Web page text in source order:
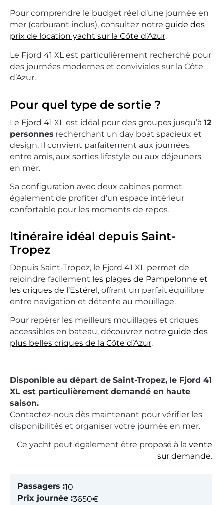
Pour comprendre le budget réel d’une journée en
mer (carburant inclus), consultez notre guide des
prix de location yacht sur la Côte d’Azur.
Le Fjord 41 XL est particulièrement recherché pour
des journées modernes et conviviales sur la Côte
d’Azur.
Pour quel type de sortie ?
Le Fjord 41 XL est idéal pour des groupes jusqu’à 12
personnes recherchant un day boat spacieux et
design. Il convient parfaitement aux journées
entre amis, aux sorties lifestyle ou aux déjeuners
en mer.
Sa configuration avec deux cabines permet
également de profiter d’un espace intérieur
confortable pour les moments de repos.
Itinéraire idéal depuis Saint-
Tropez
Depuis Saint-Tropez, le Fjord 41 XL permet de
rejoindre facilement les plages de Pampelonne et
les criques de l’Estérel, offrant un parfait équilibre
entre navigation et détente au mouillage.
Pour repérer les meilleurs mouillages et criques
accessibles en bateau, découvrez notre guide des
plus belles criques de la Côte d’Azur.
Disponible au départ de Saint-Tropez, le Fjord 41
XL est particulièrement demandé en haute
saison.
Contactez-nous dès maintenant pour vérifier les
disponibilités et organiser votre journée en mer.
Ce yacht peut également être proposé à la vente
sur demande.
Passagers :10
Prix journée :3650€